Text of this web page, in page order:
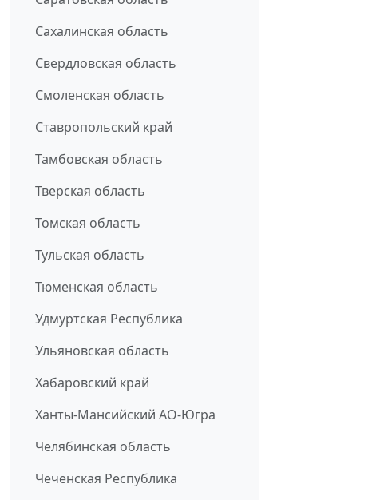
Сахалинская область
Свердловская область
Смоленская область
Ставропольский край
Тамбовская область
Тверская область
Томская область
Тульская область
Тюменская область
Удмуртская Республика
Ульяновская область
Хабаровский край
Ханты-Мансийский АО-Югра
Челябинская область
Чеченская Республика